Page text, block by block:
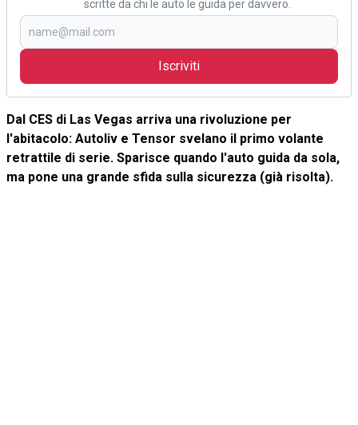
scritte da chi le auto le guida per davvero.
Iscriviti
Dal CES di Las Vegas arriva una rivoluzione per
l'abitacolo: Autoliv e Tensor svelano il primo volante
retrattile di serie. Sparisce quando l'auto guida da sola,
ma pone una grande sfida sulla sicurezza (già risolta).